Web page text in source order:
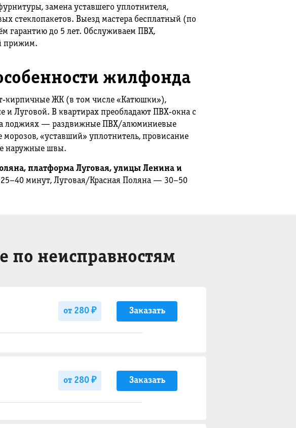
замена уставшего уплотнителя,
стеклопакетов. Выезд мастера бесплатный (по
гарантию до 5 лет. Обслуживаем ПВХ,
прижим.
жилфонда
ЖК (в том числе «Катюшки»),
Луговой. В квартирах преобладают ПВХ‑окна с
лоджиях — раздвижные ПВХ/алюминиевые
«уставший» уплотнитель, провисание
наружные швы.
платформа Луговая, улицы Ленина и
минут, Луговая/Красная Поляна — 30–50
по неисправностям
от 280 ₽ Заказать
от 280 ₽ Заказать